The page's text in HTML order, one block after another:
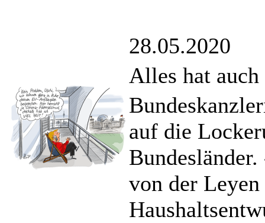
28.05.2020
Alles hat auch
auf die
von der